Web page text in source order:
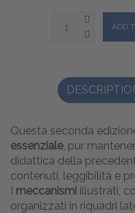
Questa seconda
essenziale, pur
didattica della
contenuti, leggibilità e
I meccanismi illustrati,
organizzati in riquadri